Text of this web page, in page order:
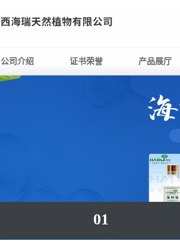
公司介绍 证书荣誉 产品展厅
01